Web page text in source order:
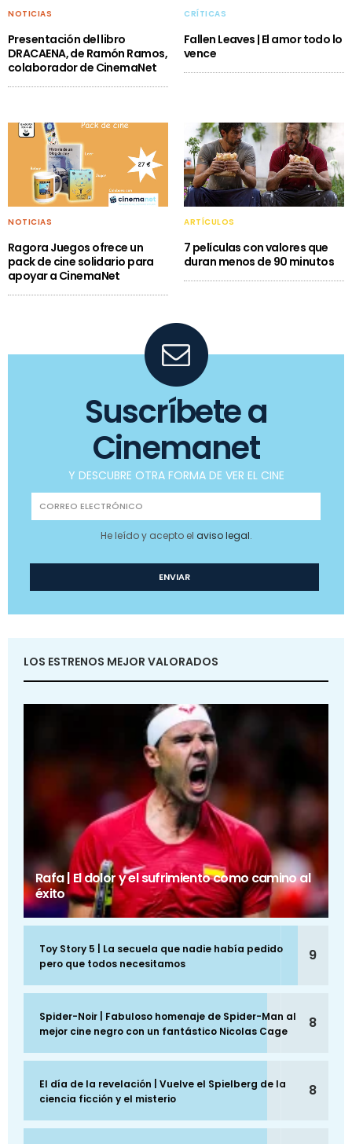
NOTICIAS
Presentación del libro
DRACAENA, de Ramón Ramos,
colaborador de CinemaNet
CRÍTICAS
Fallen Leaves | El amor todo lo
vence
NOTICIAS
Ragora Juegos ofrece un
pack de cine solidario para
apoyar a CinemaNet
ARTÍCULOS
7 películas con valores que
duran menos de 90 minutos
Suscríbete a
Cinemanet
Y DESCUBRE OTRA FORMA DE VER EL CINE
He leído y acepto el aviso legal.
LOS ESTRENOS MEJOR VALORADOS
Rafa | El dolor y el sufrimiento como camino al
éxito
Toy Story 5 | La secuela que nadie había pedido
pero que todos necesitamos
9
Spider-Noir | Fabuloso homenaje de Spider-Man al
mejor cine negro con un fantástico Nicolas Cage
8
El día de la revelación | Vuelve el Spielberg de la
ciencia ficción y el misterio
8